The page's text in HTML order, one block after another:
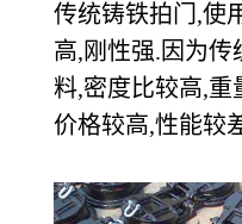
传统铸铁拍门,使
高,刚性强.因为
料,密度比较高,重
价格较高,性能较